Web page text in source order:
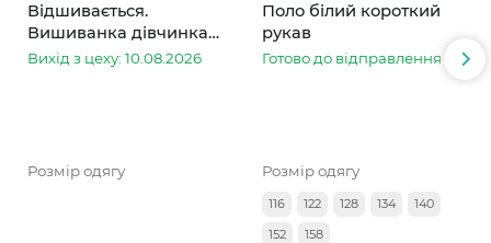
Відшивається.
Вишиванка дівчинка
колоски
Вихід з цеху: 10.08.2026
Розмір одягу
Поло білий короткий
рукав
Готово до відправлення
Розмір одягу
116 122 128 134
140
152
158